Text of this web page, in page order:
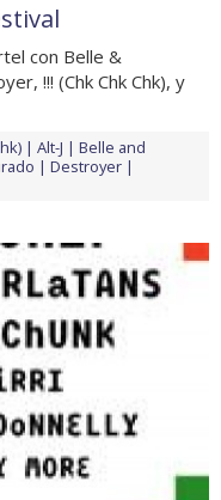
con Belle &
!!! (Chk Chk Chk), y
Alt-J
Belle and
Destroyer